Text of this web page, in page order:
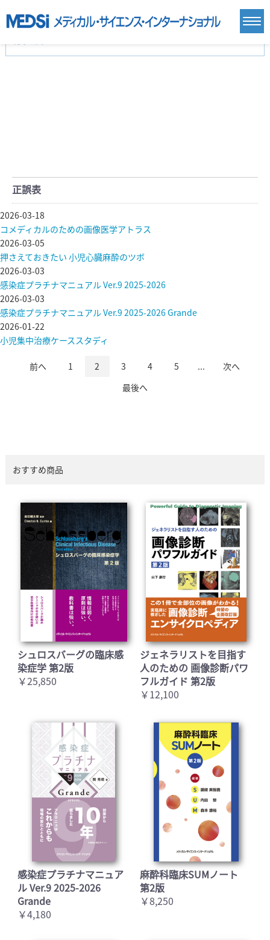
正誤表
2026-03-18
コメディカルのための画像医学アトラス
2026-03-05
押さえておきたい 小児心臓麻酔のツボ
2026-03-03
感染症プラチナマニュアル Ver.9 2025-2026
2026-03-03
感染症プラチナマニュアル Ver.9 2025-2026 Grande
2026-01-22
小児集中治療ケーススタディ
前へ 1 2 3 4 5 ...
次へ
最後へ
おすすめ商品
シュロスバーグの臨床感
染症学 第2版
￥25,850
ジェネラリストを目指す
人のための 画像診断パワ
フルガイド 第2版
￥12,100
感染症プラチナマニュア
ル Ver.9 2025-2026
Grande
￥4,180
麻酔科臨床SUMノート
第2版
￥8,250